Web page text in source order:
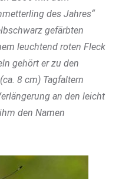
des Jahres“
gefärbten
leuchtend roten Fleck
gehört er zu den
8 cm) Tagfaltern
an den leicht
den Namen